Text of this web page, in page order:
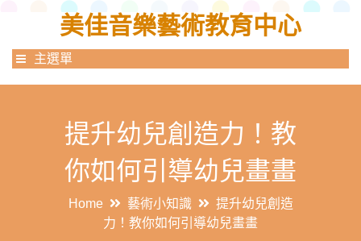
美佳音樂藝術教育中心
主選單
提升幼兒創造力！教
你如何引導幼兒畫畫
Home 藝術小知識
提升幼兒創造
力！教你如何引導幼兒畫畫